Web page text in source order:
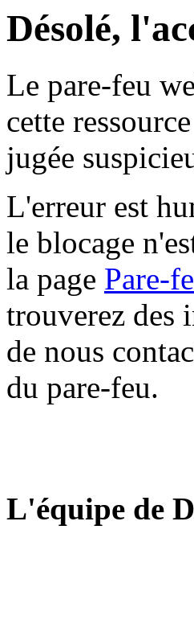
Désolé,
Le pare-feu
cette
jugée
L'erreur est
le blocage
la page Pare-
trouverez des
de nous
du pare-feu.
L'équipe de